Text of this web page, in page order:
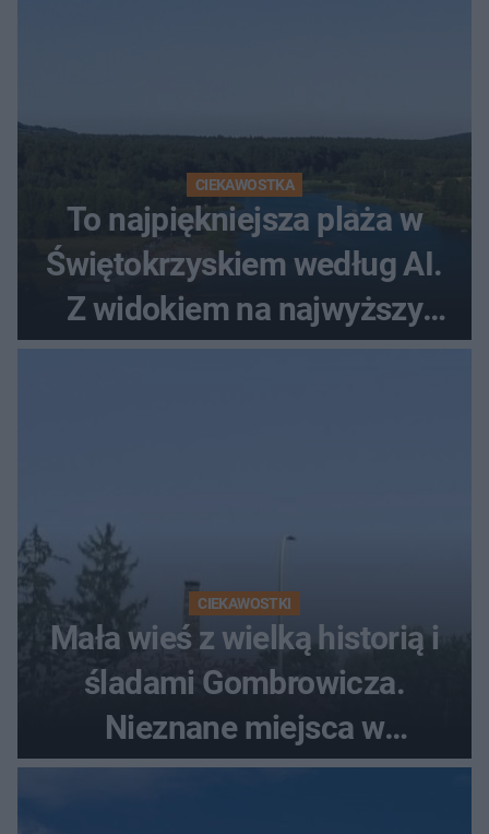
CIEKAWOSTKA
To najpiękniejsza plaża w
Świętokrzyskiem według AI.
Z widokiem na najwyższy
szczyt Gór Świętokrzyskich
CIEKAWOSTKI
Mała wieś z wielką historią i
śladami Gombrowicza.
Nieznane miejsca w
Świętokrzyskiem